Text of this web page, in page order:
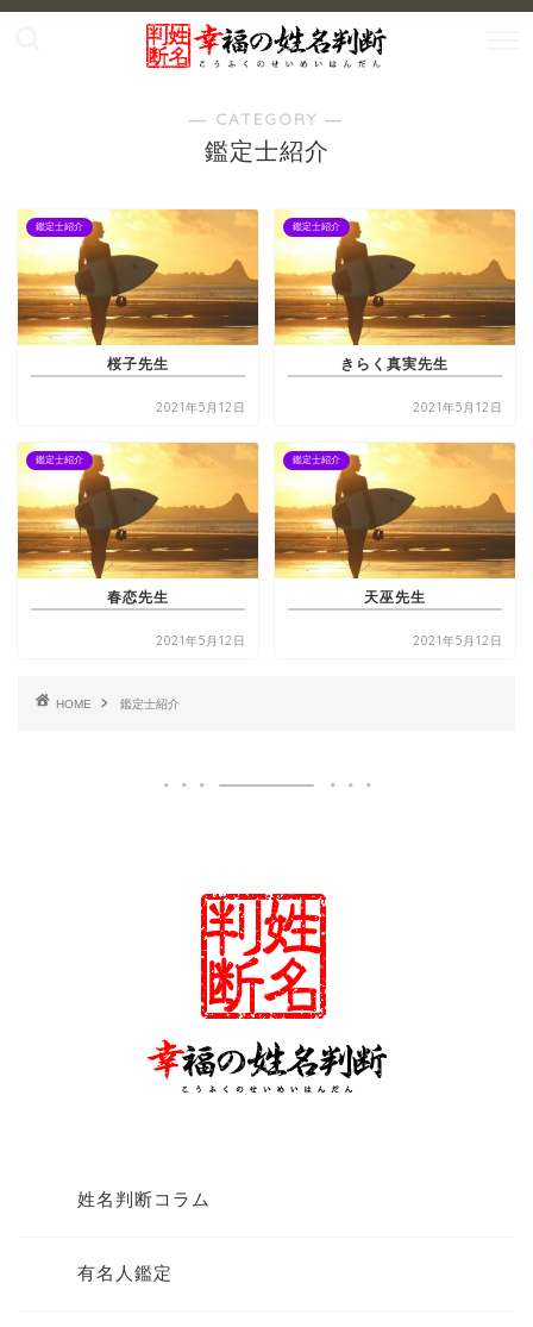
― CATEGORY ―
鑑定士紹介
鑑定士紹介
桜子先生
2021年5月12日
鑑定士紹介
きらく真実先生
2021年5月12日
鑑定士紹介
春恋先生
2021年5月12日
鑑定士紹介
天巫先生
2021年5月12日
HOME 鑑定士紹介
姓名判断コラム
有名人鑑定